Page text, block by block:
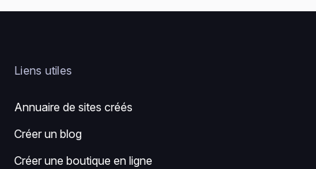
Liens utiles
Annuaire de sites créés
Créer un blog
Créer une boutique en ligne